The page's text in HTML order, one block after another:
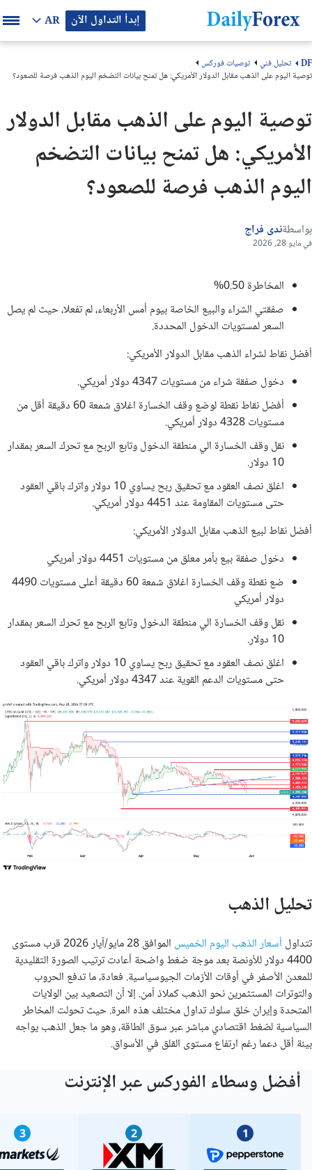
إبدأ التداول الآن AR
DF تحليل فني
توصيات فوركس
توصية اليوم على الذهب مقابل الدولار الأمريكي: هل تمنح بيانات التضخم اليوم الذهب فرصة للصعود؟
توصية اليوم على الذهب مقابل الدولار
الأمريكي: هل تمنح بيانات التضخم
اليوم الذهب فرصة للصعود؟
بواسطةندى فراج
في مايو 28, 2026
المخاطرة 0.50%
صفقتي الشراء والبيع الخاصة بيوم أمس الأربعاء، لم تفعلا، حيث لم يصل
السعر لمستويات الدخول المحددة.
أفضل نقاط لشراء الذهب مقابل الدولار الأمريكي:
دخول صفقة شراء من مستويات 4347 دولار أمريكي.
أفضل نقاط نقطة لوضع وقف الخسارة اغلاق شمعة 60 دقيقة أقل من
مستويات 4328 دولار أمريكي.
نقل وقف الخسارة الي منطقة الدخول وتابع الربح مع تحرك السعر بمقدار
10 دولار.
اغلق نصف العقود مع تحقيق ربح يساوي 10 دولار واترك باقي العقود
حتى مستويات المقاومة عند 4451 دولار أمريكي.
أفضل نقاط لبيع الذهب مقابل الدولار الأمريكي:
دخول صفقة بيع بأمر معلق من مستويات 4451 دولار أمريكي
ضع نقطة وقف الخسارة اغلاق شمعة 60 دقيقة أعلى مستويات 4490
دولار أمريكي
نقل وقف الخسارة الي منطقة الدخول وتابع الربح مع تحرك السعر بمقدار
10 دولار.
اغلق نصف العقود مع تحقيق ربح يساوي 10 دولار واترك باقي العقود
حتى مستويات الدعم القوية عند 4347 دولار أمريكي.
تحليل الذهب
تتداول أسعار الذهب اليوم الخميس
الموافق 28 مايو/آيار 2026 قرب مستوى
4400 دولار للأونصة بعد موجة ضغط واضحة أعادت ترتيب الصورة التقليدية
للمعدن الأصفر في أوقات الأزمات الجيوسياسية. فعادة، ما تدفع الحروب
والتوترات المستثمرين نحو الذهب كملاذ آمن. إلا أن التصعيد بين الولايات
المتحدة وإيران خلق سلوك تداول مختلف هذه المرة. حيث تحولت المخاطر
السياسية لضغط اقتصادي مباشر عبر سوق الطاقة، وهو ما جعل الذهب يواجه
بيئة أقل دعما رغم ارتفاع مستوى القلق في الأسواق.
أفضل وسطاء الفوركس عبر الإنترنت
1
2
3